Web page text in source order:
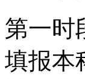
第一时
填报本